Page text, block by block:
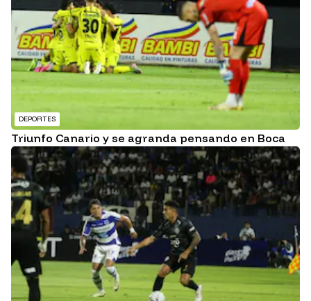
DEPORTES
Triunfo Canario y se agranda pensando en Boca